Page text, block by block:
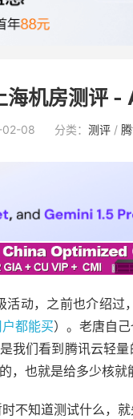
机房测评 -
02-08 分类： 测评 /
动，之前也介绍过
都能买）。老唐自
我们看到腾讯云轻
也就是给多少核就
不知道测试什么，就